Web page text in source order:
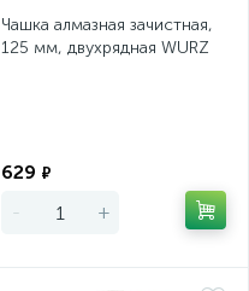
Чашка алмазная зачистная,
125 мм, двухрядная WURZ
629 ₽
- +